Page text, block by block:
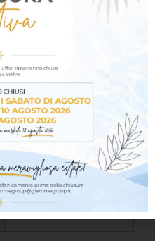
mascheratura di
profili, infissi e
serramenti standard.
Formato largo, ideale
per proteggere
superfici più estese
(es. battiscopa alti) o
protettivi.